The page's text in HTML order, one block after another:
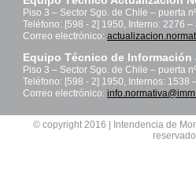
Piso 3 – Sector Sgo. de Chile – puerta
Teléfono: [598 - 2] 1950, Interno: 2276 –
Correo electrónico:
Equipo Técnico de Información
Piso 3 – Sector Sgo. de Chile – puerta
Teléfono: [598 - 2] 1950, Internos: 1538
Correo electrónico:
© copyright 2016 | Intendencia de